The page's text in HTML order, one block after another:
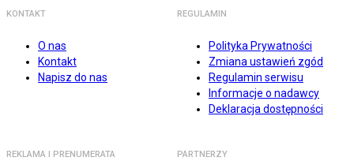
KONTAKT
O nas
Kontakt
Napisz do nas
REGULAMIN
Polityka Prywatności
Zmiana ustawień zgód
Regulamin serwisu
Informacje o nadawcy
Deklaracja dostępności
REKLAMA I PRENUMERATA PARTNERZY